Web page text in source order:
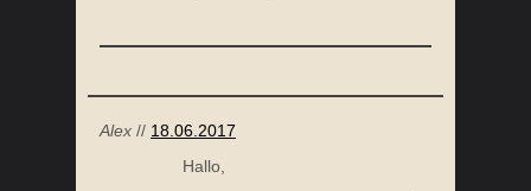
Alex // 18.06.2017
Hallo,